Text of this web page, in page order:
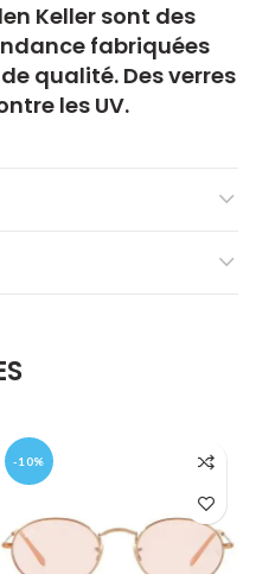
Kellersont des
fabriquées
qualité. Des verres
les UV.
-10%